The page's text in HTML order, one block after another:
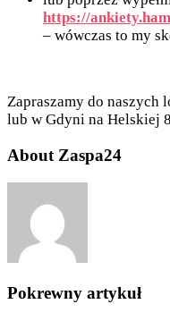
https://
– wówczas to my
Zapraszamy do naszych
lub w Gdyni na Helskiej
About Zaspa24
Pokrewny artykuł